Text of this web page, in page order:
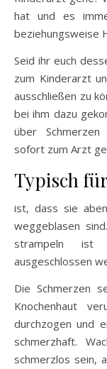
hat und es
beziehungsweise
Seid ihr euch
zum Kinderarzt
ausschließen zu
bei ihm dazu
über
sofort zum Arzt
Typisch
ist, dass sie
weggeblasen
strampeln ist
ausgeschlossen
Die Schmerzen
Knochenhaut
durchzogen und
schmerzhaft.
schmerzlos sein,